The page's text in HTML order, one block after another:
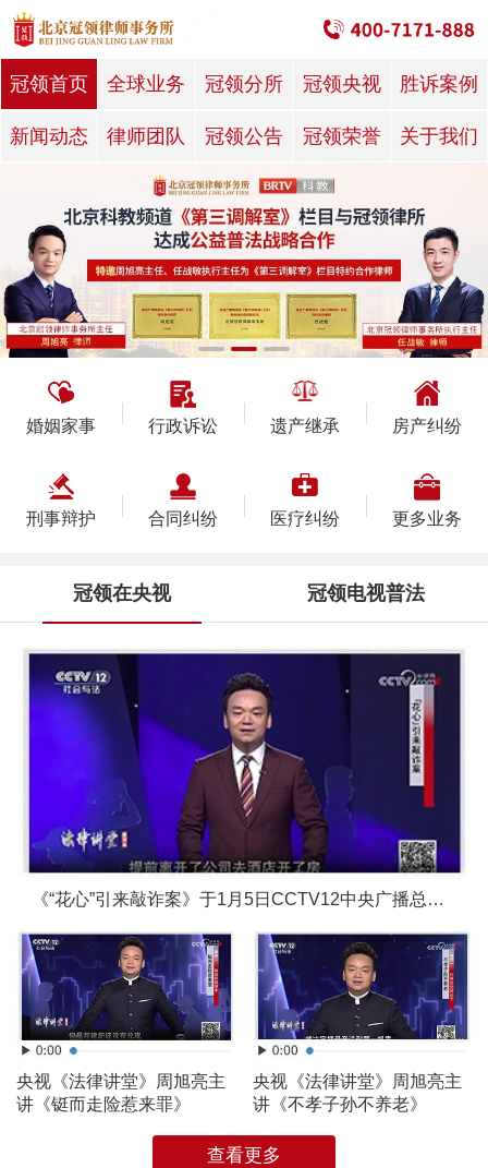
冠领首页 全球业务 冠领分所 冠领央视 胜诉案例
新闻动态 律师团队 冠领公告 冠领荣誉 关于我们
婚姻家事 行政诉讼 遗产继承 房产纠纷
刑事辩护 合同纠纷 医疗纠纷 更多业务
冠领在央视 冠领电视普法
《“花心”引来敲诈案》于1月5日CCTV12中央广播总台圆满播出
央视《法律讲堂》周旭亮主
讲《铤而走险惹来罪》
央视《法律讲堂》周旭亮主
讲《不孝子孙不养老》
查看更多